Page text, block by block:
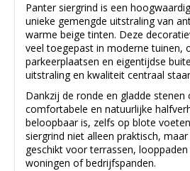
Panter siergrind is een
unieke gemengde uitstraling van
warme beige tinten. Deze
veel toegepast in moderne tuinen,
parkeerplaatsen en eigentijdse
uitstraling en kwaliteit centraal
Dankzij de ronde en gladde stenen
comfortabele en natuurlijke
beloopbaar is, zelfs op blote
siergrind niet alleen praktisch,
geschikt voor terrassen,
woningen of bedrijfspanden.